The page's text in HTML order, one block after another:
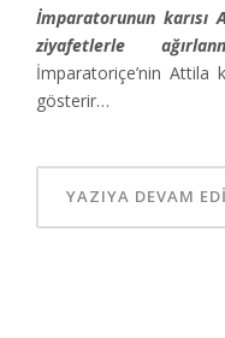
İmparatorunun karısı
ziyafetlerle
İmparatoriçe’nin Attila
gösterir…
YAZIYA DEVAM